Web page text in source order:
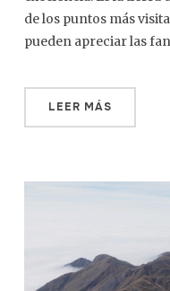
de los puntos más
pueden apreciar las
LEER MÁS